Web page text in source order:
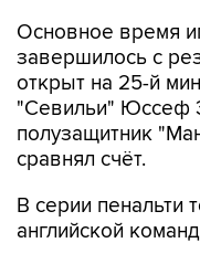
Основное время
завершилось с
открыт на 25-й
"Севильи" Юссеф
полузащитник
сравнял счёт.
В серии пенальти
английской